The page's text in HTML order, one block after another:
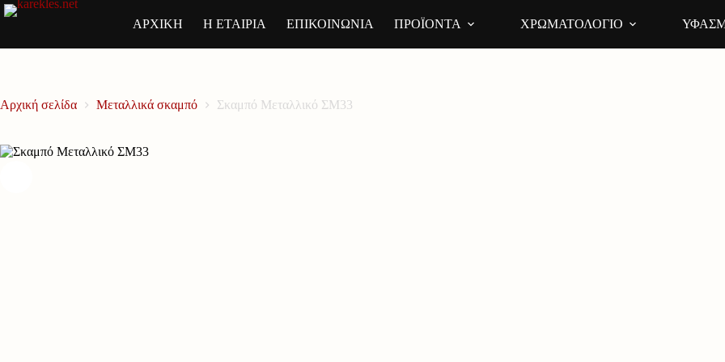
Μετάβαση
στο
ΑΡΧΙΚΗ Η ΕΤΑΙΡΙΑ ΕΠΙΚΟΙΝΩΝΙΑ ΠΡΟΪΟΝΤΑ ΧΡΩΜΑΤΟΛΟΓΙΟ
Αρχική σελίδα Μεταλλικά σκαμπό Σκαμπό Μεταλλικό ΣΜ33